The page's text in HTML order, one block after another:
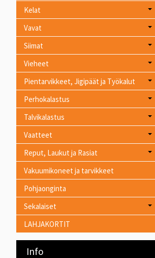
Kelat
Vavat
Siimat
Vieheet
Pientarvikkeet, Jigipäät ja Työkalut
Perhokalastus
Talvikalastus
Vaatteet
Reput, Laukut ja Rasiat
Vakuumikoneet ja tarvikkeet
Pohjaonginta
Sekalaiset
LAHJAKORTIT
Info